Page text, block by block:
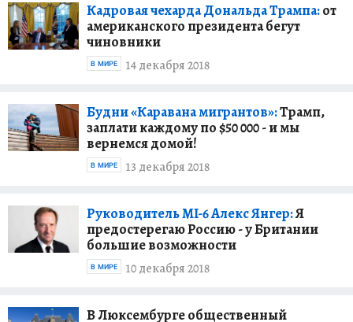
Кадровая чехарда Дональда Трампа:от
американского президента бегут
чиновники
14 декабря 2018
В МИРЕ
Будни «Каравана мигрантов»:Трамп,
заплати каждому по $50 000 - и мы
вернемся домой!
13 декабря 2018
В МИРЕ
Руководитель MI-6 Алекс Янгер:Я
предостерегаю Россию - у Британии
большие возможности
10 декабря 2018
В МИРЕ
В Люксембурге общественный